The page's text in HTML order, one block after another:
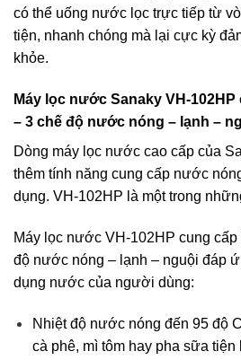
có thể uống nước lọc trực tiếp từ
tiện, nhanh chóng mà lại cực kỳ
khỏe.
Máy lọc nước Sanaky VH-
– 3 chế độ nước nóng – lạnh –
Dòng máy lọc nước cao cấp của
thêm tính năng cung cấp nước
dụng. VH-102HP là một trong
Máy lọc nước VH-102HP cung
độ nước nóng – lạnh – nguội đáp
dụng nước của người dùng:
Nhiệt độ nước nóng đến 95 độ
cà phê, mì tôm hay pha sữa tiện